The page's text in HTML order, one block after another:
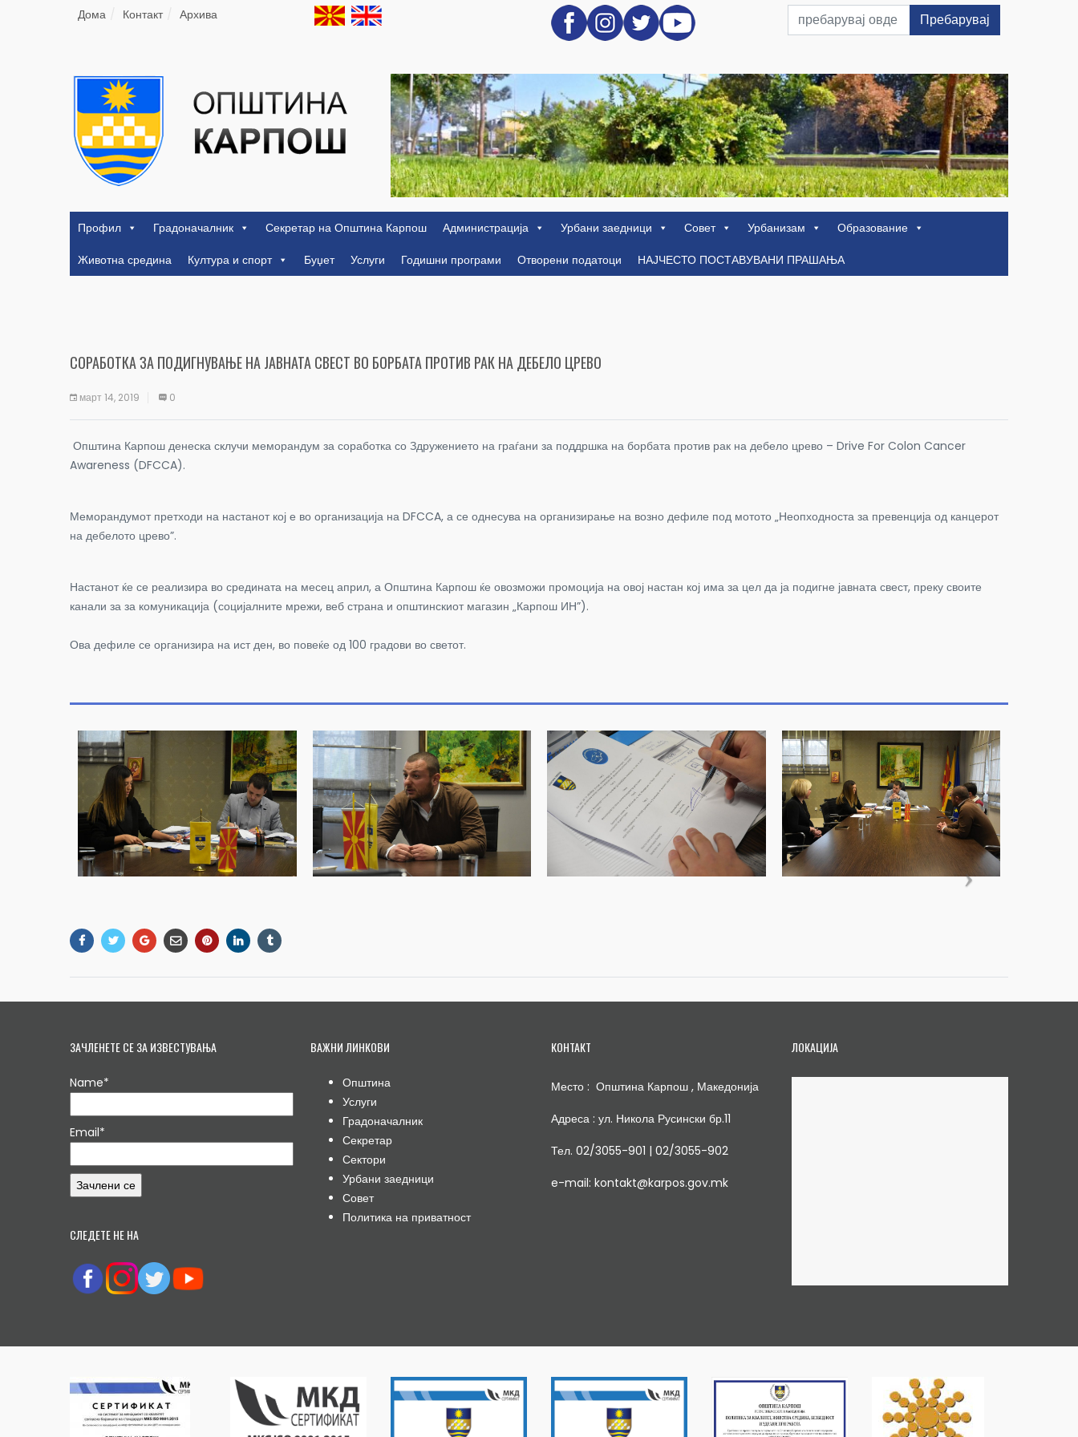
Дома Контакт Архива Пребарувај
Профил Градоначалник Секретар на Општина Карпош Администрација Урбани заедници Совет Урбанизам
Образование
Животна средина
Култура и спорт Буџет Услуги Годишни програми Отворени податоци НАЈЧЕСТО ПОСТАВУВАНИ ПРАШАЊА
СОРАБОТКА ЗА ПОДИГНУВАЊЕ НА ЈАВНАТА СВЕСТ ВО БОРБАТА ПРОТИВ РАК НА ДЕБЕЛО ЦРЕВО
март 14, 2019 0
Општина Карпош денеска склучи меморандум за соработка со Здружението на граѓани за поддршка на борбата против рак на дебело црево – Drive For Colon Cancer
Awareness (DFCCA).
Меморандумот претходи на настанот кој е во организација на DFCCA, а се однесува на организирање на возно дефиле под мотото „Неопходноста за превенција од канцерот
на дебелото црево”.
Настанот ќе се реализира во средината на месец април, а Општина Карпош ќе овозможи промоција на овој настан кој има за цел да ја подигне јавната свест, преку своите
канали за за комуникација (социјалните мрежи, веб страна и општинскиот магазин „Карпош ИН”).
Ова дефиле се организира на ист ден, во повеќе од 100 градови во светот.
ЗАЧЛЕНЕТЕ СЕ ЗА ИЗВЕСТУВАЊА
Name*
Email*
СЛЕДЕТЕ НЕ НА
ВАЖНИ ЛИНКОВИ
Општина
Услуги
Градоначалник
Секретар
Сектори
Урбани заедници
Совет
Политика на приватност
КОНТАКТ
Место : Општина Карпош , Македонија
Адреса : ул. Никола Русински бр.11
Тел. 02/3055-901 | 02/3055-902
e-mail: kontakt@karpos.gov.mk
ЛОКАЦИЈА